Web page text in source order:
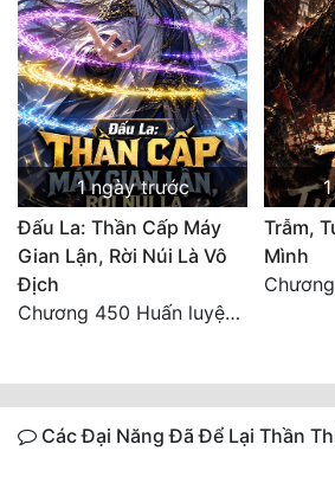
1 ngày trước
Đấu La: Thần Cấp Máy
Gian Lận, Rời Núi Là Vô
Địch
Chương 450 Huấn luyện thực chiến, Long Linh Cơ đối chiến bốn người Cổ Nguyệt và Vũ Lân!
Trẫm,
Mình
Các Đại Năng Đã Để Lại Thần